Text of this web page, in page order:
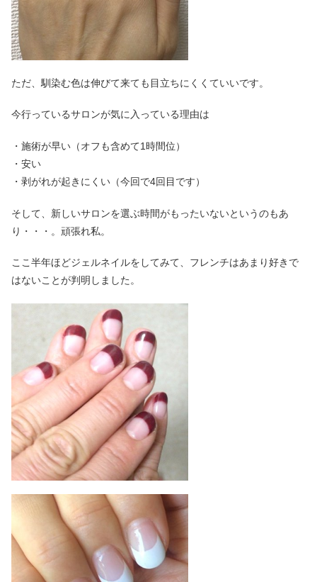
ただ、馴染む色は伸びて来ても目立ちにくくていいです。
今行っているサロンが気に入っている理由は
・施術が早い（オフも含めて1時間位）
・安い
・剥がれが起きにくい（今回で4回目です）
そして、新しいサロンを選ぶ時間がもったいないというのもあ
り・・・。頑張れ私。
ここ半年ほどジェルネイルをしてみて、フレンチはあまり好きで
はないことが判明しました。